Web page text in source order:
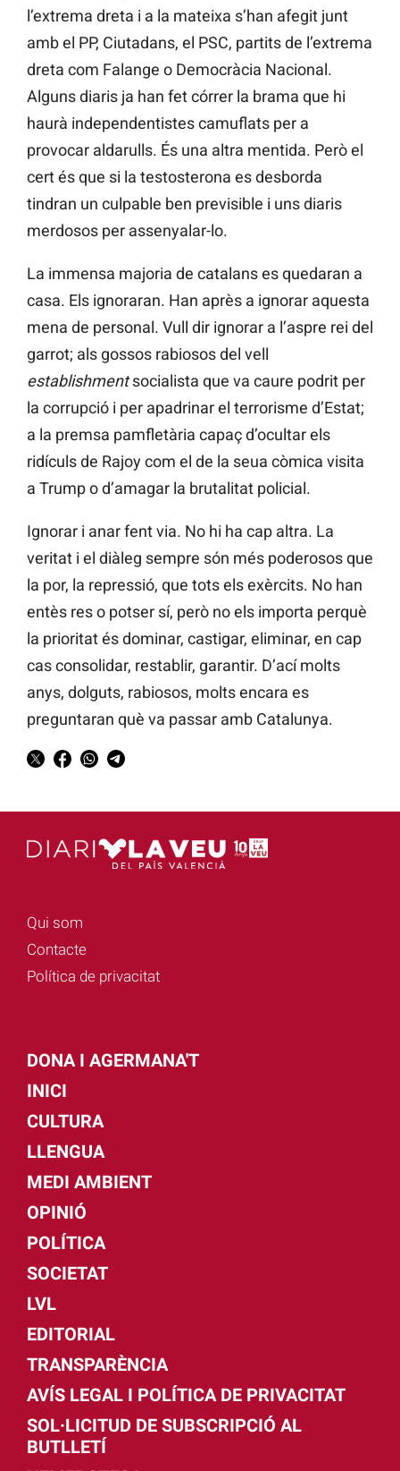
l’extrema dreta i a la mateixa s’han afegit junt
amb el PP, Ciutadans, el PSC, partits de l’extrema
dreta com Falange o Democràcia Nacional.
Alguns diaris ja han fet córrer la brama que hi
haurà independentistes camuflats per a
provocar aldarulls. És una altra mentida. Però el
cert és que si la testosterona es desborda
tindran un culpable ben previsible i uns diaris
merdosos per assenyalar-lo.
La immensa majoria de catalans es quedaran a
casa. Els ignoraran. Han après a ignorar aquesta
mena de personal. Vull dir ignorar a l’aspre rei del
garrot; als gossos rabiosos del vell
establishmentsocialista que va caure podrit per
la corrupció i per apadrinar el terrorisme d’Estat;
a la premsa pamfletària capaç d’ocultar els
ridículs de Rajoy com el de la seua còmica visita
a Trump o d’amagar la brutalitat policial.
Ignorar i anar fent via. No hi ha cap altra. La
veritat i el diàleg sempre són més poderosos que
la por, la repressió, que tots els exèrcits. No han
entès res o potser sí, però no els importa perquè
la prioritat és dominar, castigar, eliminar, en cap
cas consolidar, restablir, garantir. D’ací molts
anys, dolguts, rabiosos, molts encara es
preguntaran què va passar amb Catalunya.
Qui som
Contacte
Política de privacitat
DONA I AGERMANA'T
INICI
CULTURA
LLENGUA
MEDI AMBIENT
OPINIÓ
POLÍTICA
SOCIETAT
LVL
EDITORIAL
TRANSPARÈNCIA
AVÍS LEGAL I POLÍTICA DE PRIVACITAT
SOL·LICITUD DE SUBSCRIPCIÓ AL
BUTLLETÍ